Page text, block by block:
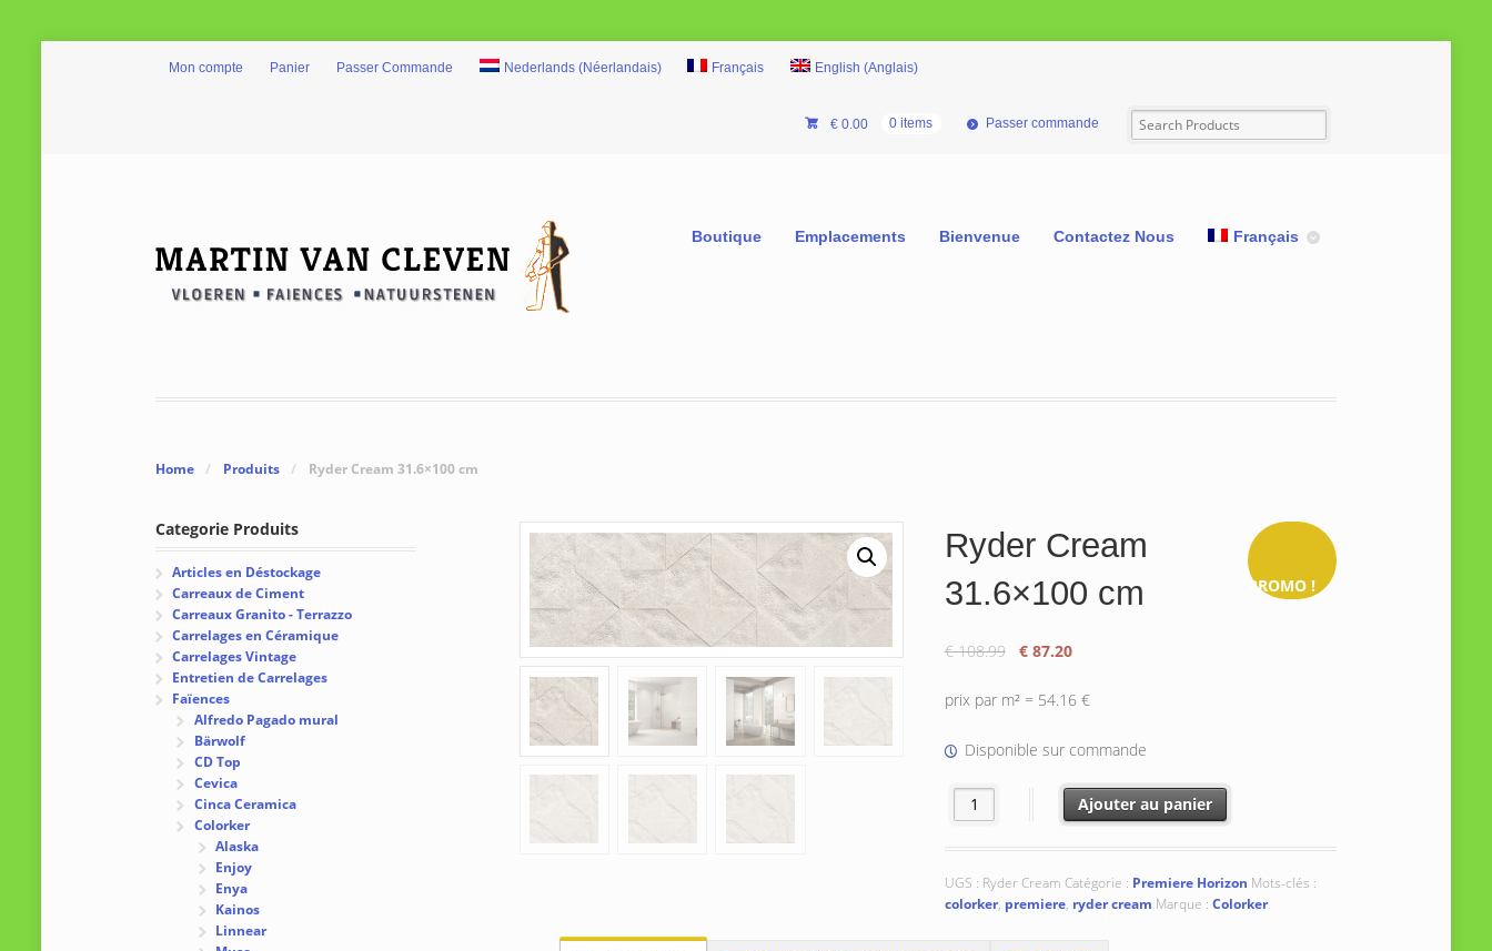
Mon compte Panier Passer Commande Nederlands(Néerlandais) Français English (Anglais)
€0.00 0 items Passer commande
Boutique Emplacements Bienvenue Contactez Nous Français
Home / Produits / Ryder Cream 31.6×100 cm
PROMO !
Ryder Cream
31.6×100 cm
€108.99
Le
initial
€ 108.99.
€ 87.20Le
actuel
€ 87.20.
prix par m² = 54.16 €
Disponible sur commande
quantité de Ryder Cream 31.6x100 cm
Ajouter au panier
UGS : Ryder Cream Catégorie : Premiere Horizon Mots-clés :
colorker, premiere, ryder cream Marque : Colorker
Categorie Produits
Articles en Déstockage
Carreaux de Ciment
Carreaux Granito - Terrazzo
Carrelages en Céramique
Carrelages Vintage
Entretien de Carrelages
Faïences
Alfredo Pagado mural
Bärwolf
CD Top
Cevica
Cinca Ceramica
Colorker
Alaska
Enjoy
Enya
Kainos
Linnear